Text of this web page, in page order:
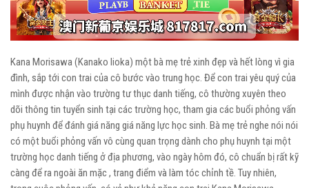
Video
Kana Morisawa (Kanako Iioka) một bà mẹ trẻ xinh đẹp và hết lòng vì gia
đình, sắp tới con trai của cô bước vào trung học. Để con trai yêu quý của
mình được nhận vào trường tư thục danh tiếng, cô thường xuyên theo
dõi thông tin tuyển sinh tại các trường học, tham gia các buổi phỏng vấn
phụ huynh để đánh giá năng giá năng lực học sinh. Bà mẹ trẻ nghe nói nói
có một buổi phỏng vấn vô cùng quan trọng dành cho phụ huynh tại một
trường học danh tiếng ở địa phương, vào ngày hôm đó, cô chuẩn bị rất kỹ
càng để ra ngoài ăn mặc , trang điểm và làm tóc chỉnh tề. Tuy nhiên,